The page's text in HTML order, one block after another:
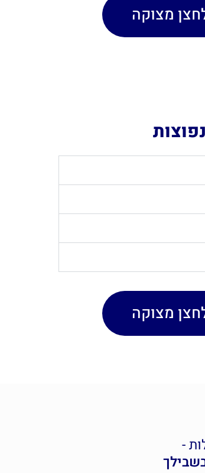
מצוקה
מצוקה
-